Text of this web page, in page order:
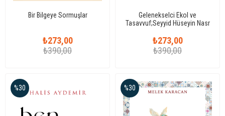
Bir Bilgeye Sormuşlar
₺273,00
₺390,00
Gelenekselci Ekol ve
Tasavvuf;Seyyid Hüseyin Nasr
₺273,00
₺390,00
%30 %30